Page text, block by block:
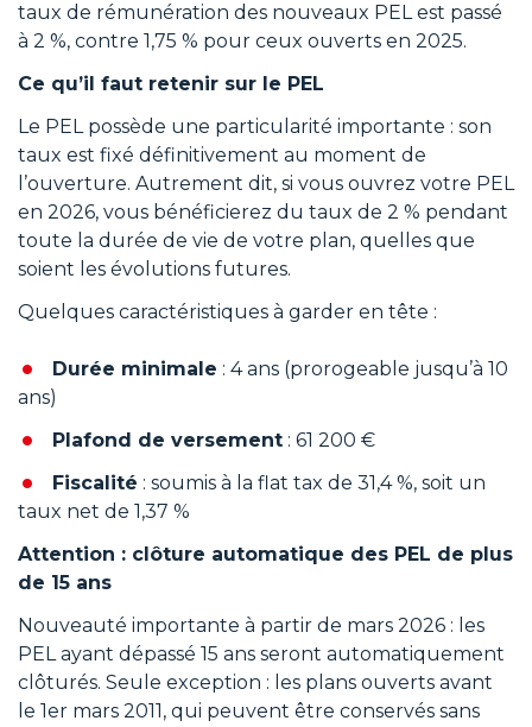
taux de rémunération des nouveaux PEL est passé
à 2 %, contre 1,75 % pour ceux ouverts en 2025.
Ce qu’il faut retenir sur le PEL
Le PEL possède une particularité importante : son
taux est fixé définitivement au moment de
l’ouverture. Autrement dit, si vous ouvrez votre PEL
en 2026, vous bénéficierez du taux de 2 % pendant
toute la durée de vie de votre plan, quelles que
soient les évolutions futures.
Quelques caractéristiques à garder en tête :
Durée minimale : 4 ans (prorogeable jusqu’à 10
ans)
Plafond de versement : 61 200 €
Fiscalité : soumis à la flat tax de 31,4 %, soit un
taux net de 1,37 %
Attention : clôture automatique des PEL de plus
de 15 ans
Nouveauté importante à partir de mars 2026 : les
PEL ayant dépassé 15 ans seront automatiquement
clôturés. Seule exception : les plans ouverts avant
le 1er mars 2011, qui peuvent être conservés sans